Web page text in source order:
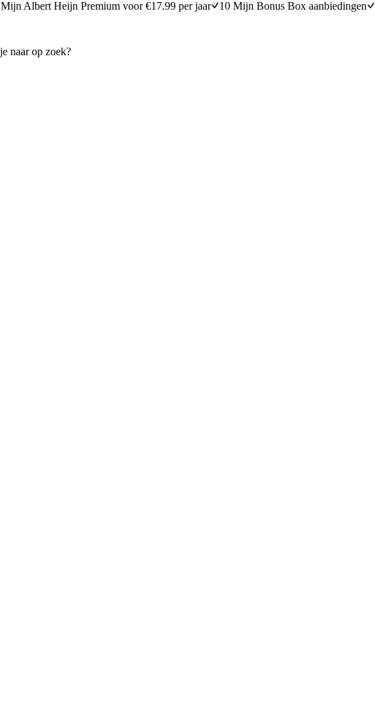
Mijn Albert Heijn Premium voor €17.99 per jaar 10 Mijn Bonus Box aanbiedingen